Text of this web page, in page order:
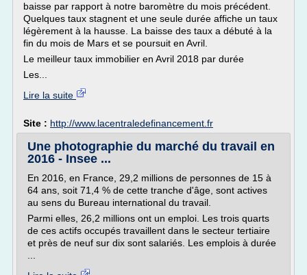
baisse par rapport à notre baromètre du mois précédent.
Quelques taux stagnent et une seule durée affiche un taux
légèrement à la hausse. La baisse des taux a débuté à la
fin du mois de Mars et se poursuit en Avril.
Le meilleur taux immobilier en Avril 2018 par durée
Les...
Lire la suite
Site : http://www.lacentraledefinancement.fr
Une photographie du marché du travail en
2016 - Insee ...
En 2016, en France, 29,2 millions de personnes de 15 à
64 ans, soit 71,4 % de cette tranche d'âge, sont actives
au sens du Bureau international du travail.
Parmi elles, 26,2 millions ont un emploi. Les trois quarts
de ces actifs occupés travaillent dans le secteur tertiaire
et près de neuf sur dix sont salariés. Les emplois à durée